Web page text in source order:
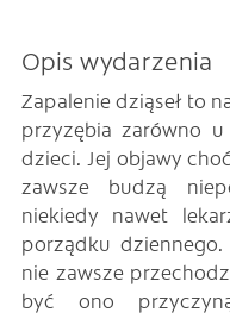
Opis wydarzenia
Zapalenie dziąseł to
przyzębia zarówno
dzieci. Jej objawy
zawsze budzą
niekiedy nawet
porządku
nie zawsze
być ono